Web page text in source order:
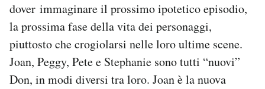
dover immaginare il prossimo ipotetico episodio,
la prossima fase della vita dei personaggi,
piuttosto che crogiolarsi nelle loro ultime scene.
Joan, Peggy, Pete e Stephanie sono tutti “nuovi”
Don, in modi diversi tra loro. Joan è la nuova